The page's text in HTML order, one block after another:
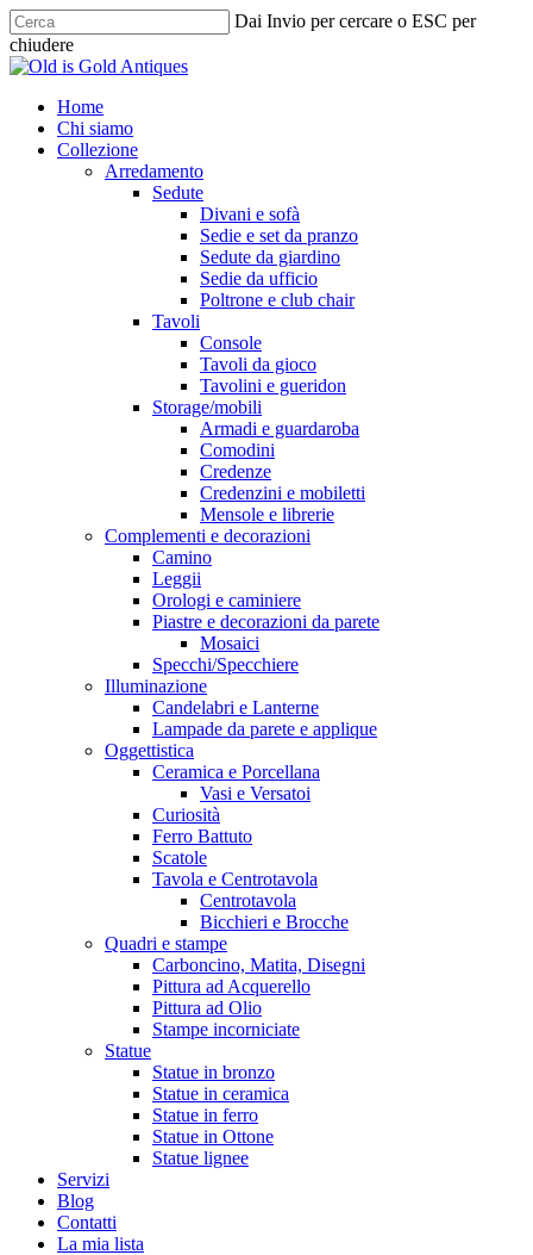
Skip
to
main
Dai Invio per cercare o ESC per
chiudere
Chiudi
cerca
Menu
Home
Chi siamo
Collezione
Arredamento
Sedute
Divani e sofà
Sedie e set da pranzo
Sedute da giardino
Sedie da ufficio
Poltrone e club chair
Tavoli
Console
Tavoli da gioco
Tavolini e gueridon
Storage/mobili
Armadi e guardaroba
Comodini
Credenze
Credenzini e mobiletti
Mensole e librerie
Complementi e decorazioni
Camino
Leggii
Orologi e caminiere
Piastre e decorazioni da parete
Mosaici
Specchi/Specchiere
Illuminazione
Candelabri e Lanterne
Lampade da parete e applique
Oggettistica
Ceramica e Porcellana
Vasi e Versatoi
Curiosità
Ferro Battuto
Scatole
Tavola e Centrotavola
Centrotavola
Bicchieri e Brocche
Quadri e stampe
Carboncino, Matita, Disegni
Pittura ad Acquerello
Pittura ad Olio
Stampe incorniciate
Statue
Statue in bronzo
Statue in ceramica
Statue in ferro
Statue in Ottone
Statue lignee
Servizi
Blog
Contatti
La mia lista